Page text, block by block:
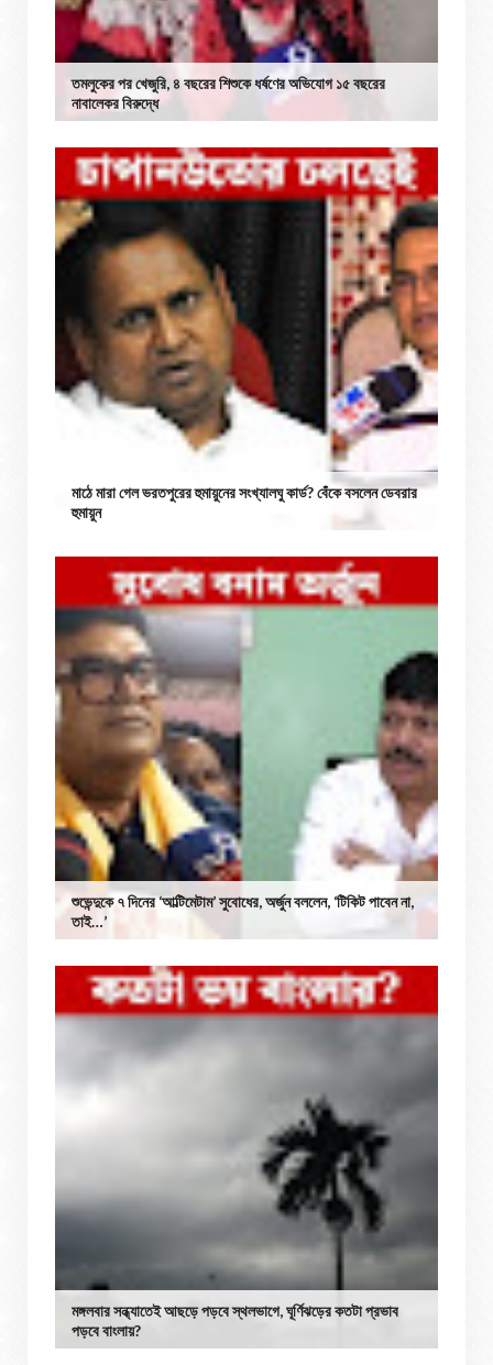
তমলুকের পর খেজুরি, ৪ বছরের শিশুকে ধর্ষণের অভিযোগ ১৫ বছরের
নাবালেকর বিরুদ্ধে
মাঠে মারা গেল ভরতপুরের হুমায়ুনের সংখ্যালঘু কার্ড? বেঁকে বসলেন ডেবরার
হুমায়ুন
শুভেন্দুকে ৭ দিনের ‘আল্টিমেটাম’ সুবোধের, অর্জুন বললেন, ‘টিকিট পাবেন না,
তাই…’
মঙ্গলবার সন্ধ্যাতেই আছড়ে পড়বে স্থলভাগে, ঘূর্ণিঝড়ের কতটা প্রভাব
পড়বে বাংলায়?